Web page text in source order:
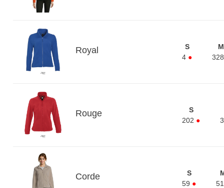
Royal
S
4 ●
M
328
Rouge
S
202 ●
Corde
S
59 ●
51